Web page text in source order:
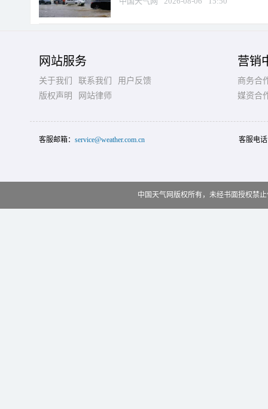
网站服务
关于我们 联系我们
用户反馈
版权声明
网站律师
营销
商务合
媒资合
客服邮箱： service@weather.com.cn 客服电
中国天气网版权所有，未经书面授权